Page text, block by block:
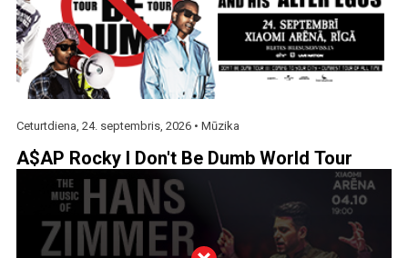
Ceturtdiena, 24. septembris, 2026 • Mūzika
A$AP Rocky I Don't Be Dumb World Tour